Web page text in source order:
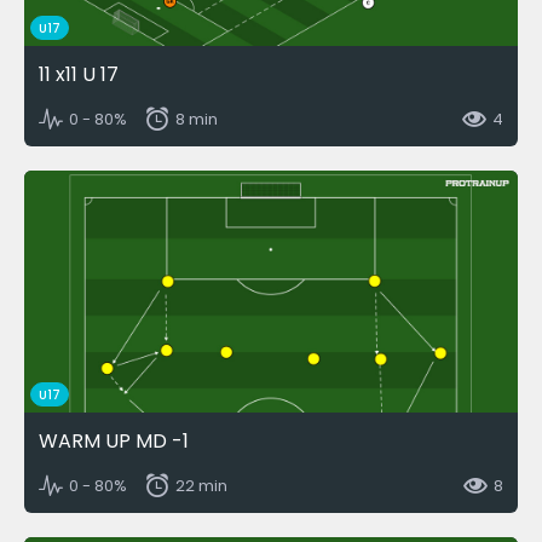
U17
11 x11 U 17
0 - 80% 8 min 4
U17
WARM UP MD -1
0 - 80% 22 min 8